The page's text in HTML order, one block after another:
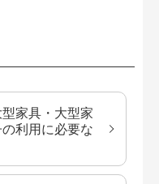
家具・大型家
利用に必要な